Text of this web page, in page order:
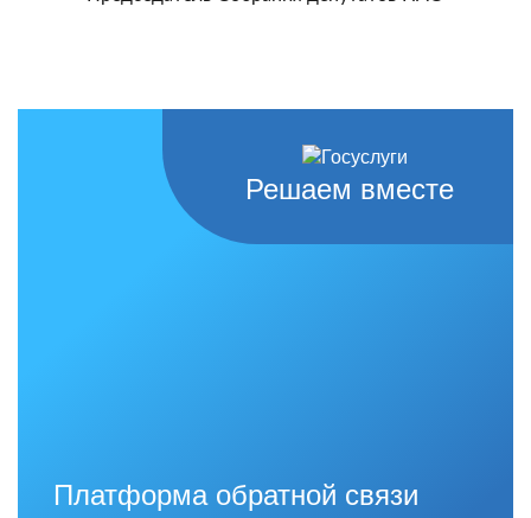
Решаем вместе
Платформа обратной связи